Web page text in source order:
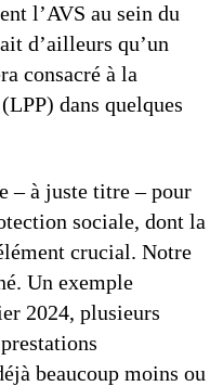
l’AVS au sein du
d’ailleurs qu’un
consacré à la
dans quelques
– à juste titre – pour
sociale, dont la
crucial. Notre
Un exemple
2024, plusieurs
beaucoup moins ou